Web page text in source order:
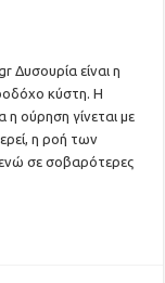
Δυσουρία είναι η
κύστη. Η
η ούρηση γίνεται με
η ροή των
ενώ σε σοβαρότερες